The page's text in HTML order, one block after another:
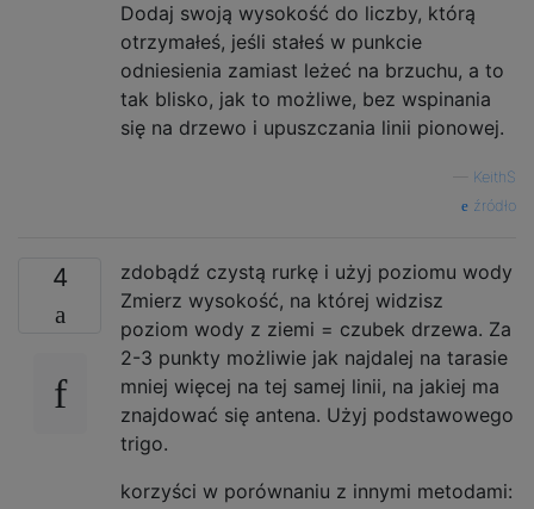
Dodaj swoją wysokość do liczby, którą
otrzymałeś, jeśli stałeś w punkcie
odniesienia zamiast leżeć na brzuchu, a to
tak blisko, jak to możliwe, bez wspinania
się na drzewo i upuszczania linii pionowej.
KeithS
źródło
4
zdobądź czystą rurkę i użyj poziomu wody
Zmierz wysokość, na której widzisz
poziom wody z ziemi = czubek drzewa. Za
2-3 punkty możliwie jak najdalej na tarasie
mniej więcej na tej samej linii, na jakiej ma
znajdować się antena. Użyj podstawowego
trigo.
korzyści w porównaniu z innymi metodami: